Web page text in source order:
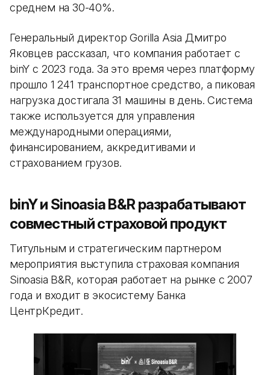
среднем на 30-40%.
Генеральный директор Gorilla Asia Дмитро
Яковцев рассказал, что компания работает с
binY с 2023 года. За это время через платформу
прошло 1 241 транспортное средство, а пиковая
нагрузка достигала 31 машины в день. Система
также используется для управления
международными операциями,
финансированием, аккредитивами и
страхованием грузов.
binY и Sinoasia B&R разрабатывают
совместный страховой продукт
Титульным и стратегическим партнером
мероприятия выступила страховая компания
Sinoasia B&R, которая работает на рынке с 2007
года и входит в экосистему Банка
ЦентрКредит.